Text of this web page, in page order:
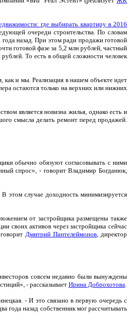
где выбирать квартиру в 2016
очереди строительства. По словам
назад. При этом ради продажи готовой
готовой фазе за 5,2 млн рублей, частный
То есть в общей сложности человек
и мы. Реализация в нашем объекте идет
остаются только на верхних или нижних
является новизна жилья, однако есть и
смысла делать ремонт перед продажей.
обычно обязуют согласовывать с ними
спрос», - говорит Владимир Богданюк,
этом случае доходность минимизируется
от застройщика размещены также
своих активов через застройщика сейчас
Дмитрий Пантелеймонов, директор
совсем недавно были вынуждены
- рассказывает Ирина Доброхотова.
- И это связано в первую очередь с
года назад собственник мог рассчитывать